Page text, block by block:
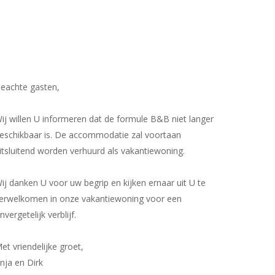
gasten,
willen U informeren dat de formule B&B niet langer
is. De accommodatie zal voortaan
worden verhuurd als vakantiewoning.
danken U voor uw begrip en kijken ernaar uit U te
in onze vakantiewoning voor een
verblijf.
vriendelijke groet,
en Dirk